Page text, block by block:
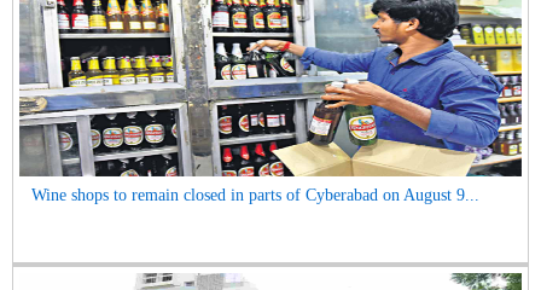
Wine shops to remain closed in parts of Cyberabad on August 9...